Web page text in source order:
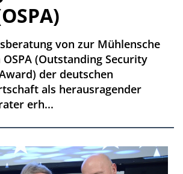
von zur Mühlensche
(Outstanding Security
der deutschen
als herausragender
erh...